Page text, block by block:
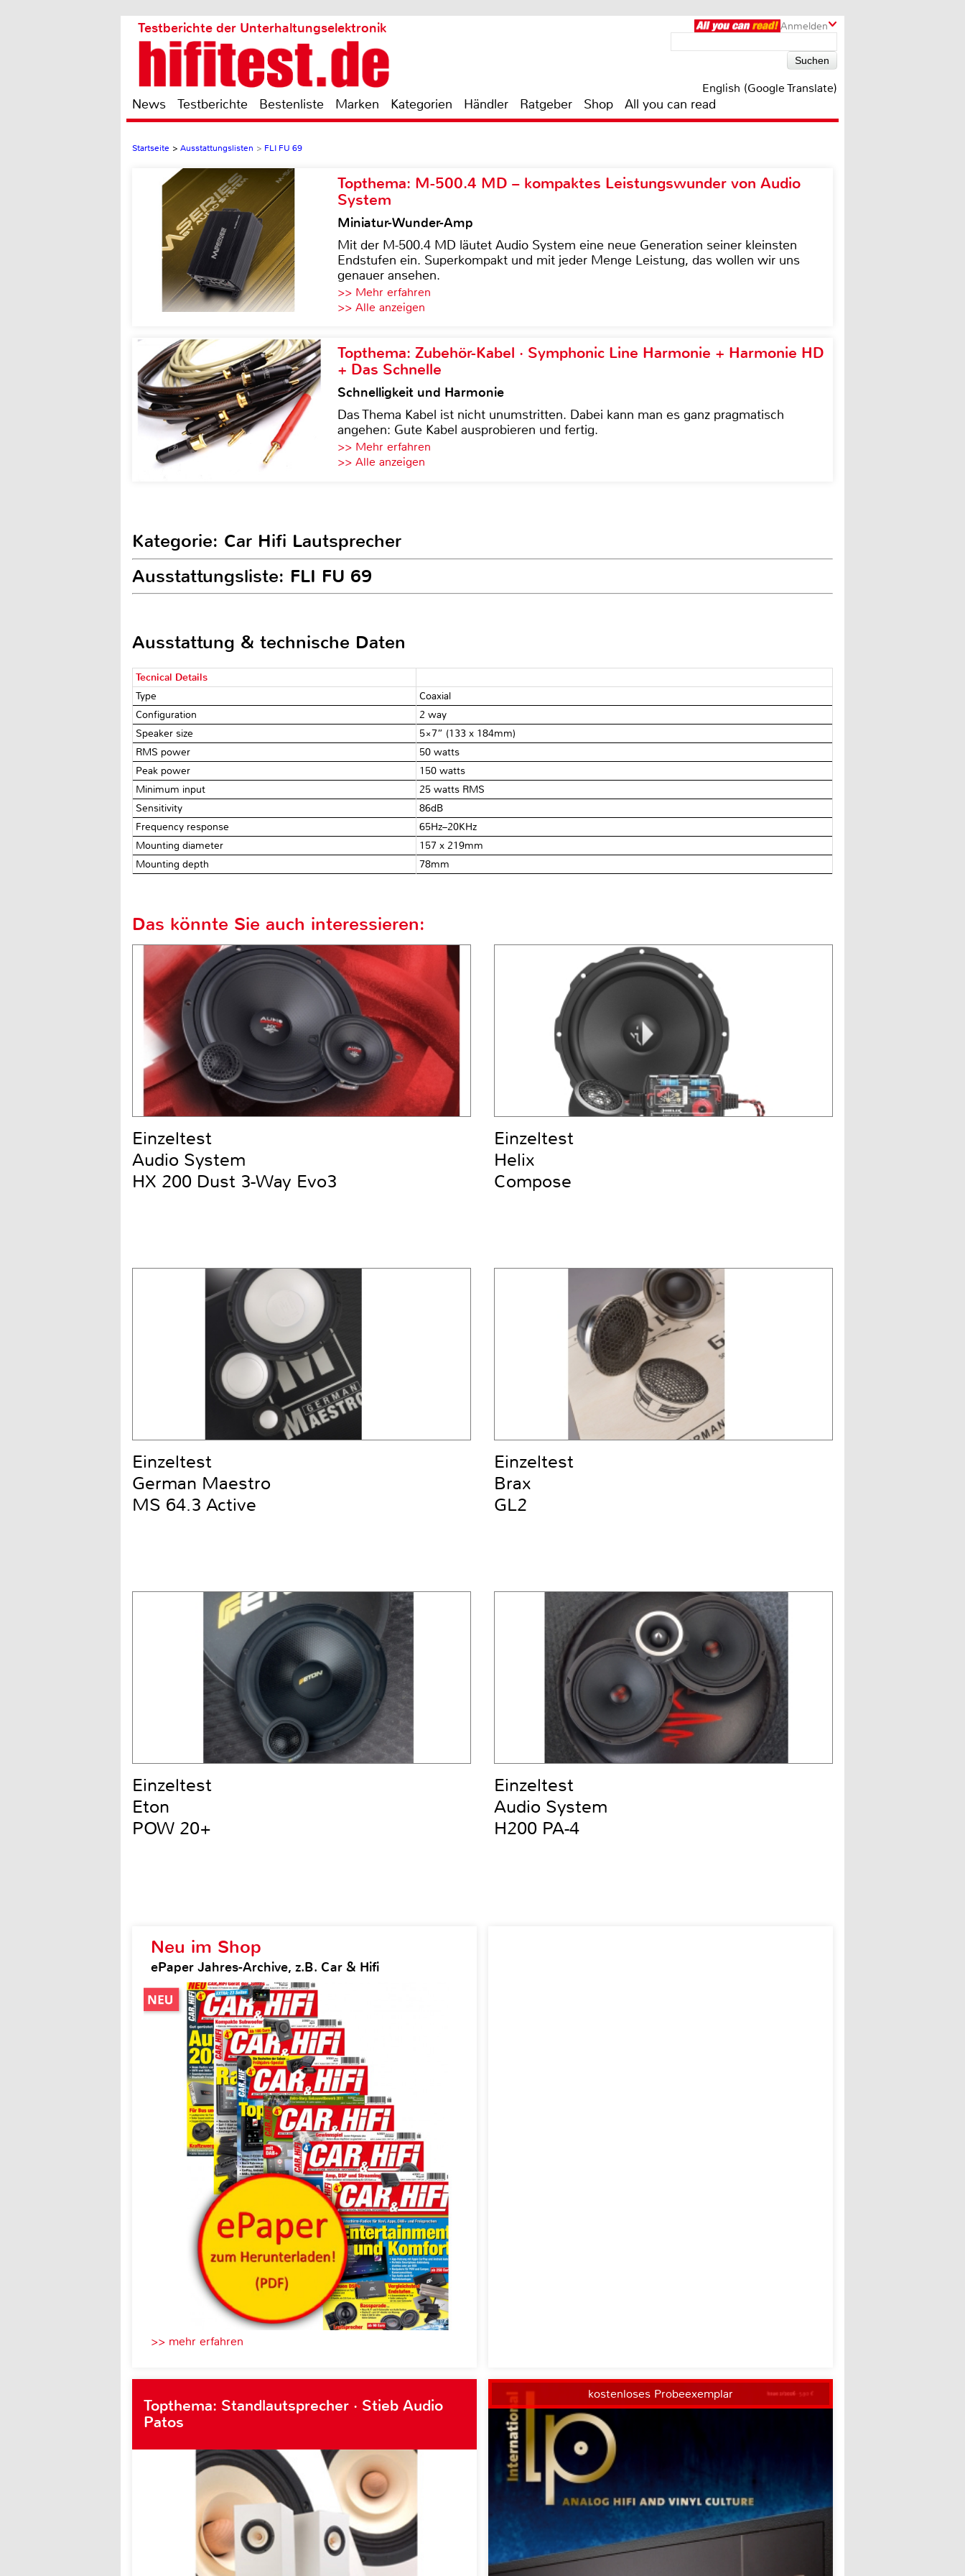
Anmelden
Testberichte der Unterhaltungselektronik
English (Google Translate)
News Testberichte Bestenliste Marken Kategorien Händler Ratgeber Shop All you can read
Startseite > Ausstattungslisten > FLI FU 69
Topthema: M-500.4 MD – kompaktes Leistungswunder von Audio
System
Miniatur-Wunder-Amp
Mit der M-500.4 MD läutet Audio System eine neue Generation seiner kleinsten
Endstufen ein. Superkompakt und mit jeder Menge Leistung, das wollen wir uns
genauer ansehen.
>> Mehr erfahren
>> Alle anzeigen
Topthema: Zubehör-Kabel · Symphonic Line Harmonie + Harmonie HD
+ Das Schnelle
Schnelligkeit und Harmonie
Das Thema Kabel ist nicht unumstritten. Dabei kann man es ganz pragmatisch
angehen: Gute Kabel ausprobieren und fertig.
>> Mehr erfahren
>> Alle anzeigen
Kategorie: Car Hifi Lautsprecher
Ausstattungsliste: FLI FU 69
Ausstattung & technische Daten
Tecnical Details
Type
Coaxial
Configuration
2 way
Speaker size
5×7” (133 x 184mm)
RMS power
50 watts
Peak power
150 watts
Minimum input
25 watts RMS
Sensitivity
86dB
Frequency response
65Hz–20KHz
Mounting diameter
157 x 219mm
Mounting depth
78mm
Neu im Shop
ePaper Jahres-Archive, z.B. Car & Hifi
>> mehr erfahren
Topthema: Standlautsprecher · Stieb Audio
Patos
kostenloses Probeexemplar
Das könnte Sie auch interessieren:
Einzeltest
Audio System
HX 200 Dust 3-Way Evo3
Einzeltest
Helix
Compose
Einzeltest
German Maestro
MS 64.3 Active
Einzeltest
Brax
GL2
Einzeltest
Eton
POW 20+
Einzeltest
Audio System
H200 PA-4